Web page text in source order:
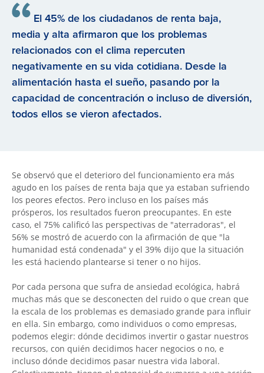
El 45% de los ciudadanos de renta baja,
media y alta afirmaron que los problemas
relacionados con el clima repercuten
negativamente en su vida cotidiana. Desde la
alimentación hasta el sueño, pasando por la
capacidad de concentración o incluso de diversión,
todos ellos se vieron afectados.
Se observó que el deterioro del funcionamiento era más
agudo en los países de renta baja que ya estaban sufriendo
los peores efectos. Pero incluso en los países más
prósperos, los resultados fueron preocupantes. En este
caso, el 75% calificó las perspectivas de "aterradoras", el
56% se mostró de acuerdo con la afirmación de que "la
humanidad está condenada" y el 39% dijo que la situación
les está haciendo plantearse si tener o no hijos.
Por cada persona que sufra de ansiedad ecológica, habrá
muchas más que se desconecten del ruido o que crean que
la escala de los problemas es demasiado grande para influir
en ella. Sin embargo, como individuos o como empresas,
podemos elegir: dónde decidimos invertir o gastar nuestros
recursos, con quién decidimos hacer negocios o no, e
incluso dónde decidimos pasar nuestra vida laboral.